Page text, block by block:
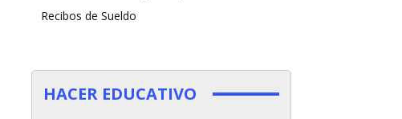
Recibos de Sueldo
HACER EDUCATIVO